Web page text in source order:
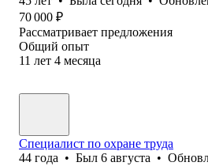
70 000 ₽
Рассматривает предложения
Общий опыт
11 лет 4 месяца
Специалист по охране труда
44 года • Был 6 августа •